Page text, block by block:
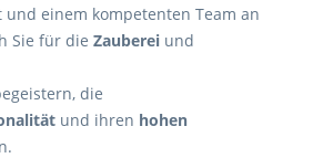
einem kompetenten Team an
Sie für die Zauberei und
die
und ihren hohen